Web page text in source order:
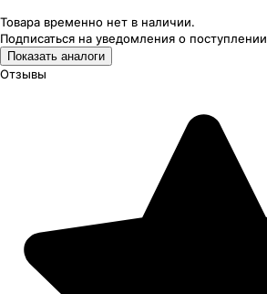
Товара временно нет в наличии.
Подписаться на уведомления о поступлении
Показать аналоги
Отзывы